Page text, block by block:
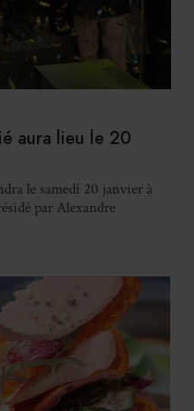
aura lieu le 20
le samedi 20 janvier à
par Alexandre